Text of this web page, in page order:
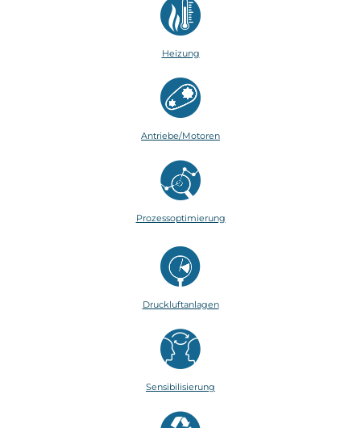
Heizung
Antriebe/Motoren
Prozessoptimierung
Druckluftanlagen
Sensibilisierung